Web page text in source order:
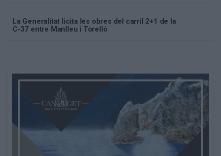
La Generalitat licita les obres del carril 2+1 de la
C‑37 entre Manlleu i Torelló